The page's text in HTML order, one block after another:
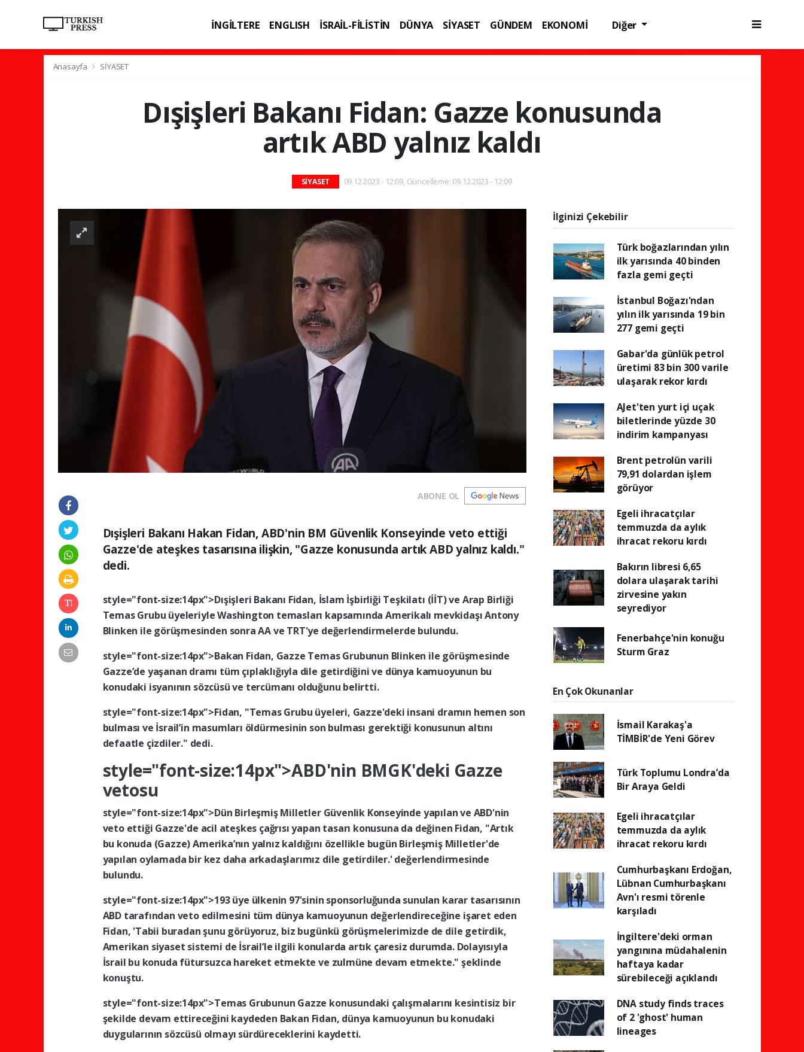
İNGİLTERE ENGLISH İSRAİL-FİLİSTİN DÜNYA SİYASET GÜNDEM
EKONOMİ
Diğer
Anasayfa SİYASET
Dışişleri Bakanı Fidan: Gazze konusunda
artık ABD yalnız kaldı
SİYASET 09.12.2023 - 12:09, Güncelleme: 09.12.2023 - 12:09
ABONE OL
Dışişleri Bakanı Hakan Fidan, ABD'nin BM Güvenlik Konseyinde veto ettiği
Gazze'de ateşkes tasarısına ilişkin, "Gazze konusunda artık ABD yalnız kaldı."
dedi.
style="font-size:14px">Dışişleri Bakanı Fidan, İslam İşbirliği Teşkilatı (İİT)ve Arap Birliği
TemasGrubu üyeleriyleWashington temasları kapsamında Amerikalı mevkidaşıAntony
Blinken ile görüşmesinden sonraAAve TRT'ye değerlendirmelerde bulundu.
style="font-size:14px">Bakan Fidan, Gazze TemasGrubunun Blinken ile görüşmesinde
Gazze’de yaşanan dramı tüm çıplaklığıyla dile getirdiğinive dünya kamuoyunun bu
konudaki isyanının sözcüsüve tercümanı olduğunu belirtti.
style="font-size:14px">Fidan, "TemasGrubu üyeleri, Gazze'deki insani dramın hemen son
bulması ve İsrail’in masumları öldürmesinin son bulması gerektiği konusunun altını
defaatle çizdiler." dedi.
style="font-size:14px">ABD'nin BMGK'deki Gazze
vetosu
style="font-size:14px">Dün BirleşmişMilletler Güvenlik Konseyinde yapılanve ABD'nin
veto ettiği Gazze'de acil ateşkes çağrısıyapan tasarı konusuna da değinen Fidan, "Artık
bu konuda (Gazze)Amerika’nın yalnız kaldığını özellikle bugün Birleşmiş Milletler'de
yapılan oylamada bir kez daha arkadaşlarımız dile getirdiler.'değerlendirmesinde
bulundu.
style="font-size:14px">193üye ülkenin 97'sinin sponsorluğunda sunulan karar tasarısının
ABD tarafından veto edilmesini tüm dünya kamuoyunun değerlendireceğine işaret eden
Fidan, 'Tabii buradanşunu görüyoruz, biz bugünkü görüşmelerimizde de dile getirdik,
Amerikan siyaset sistemi de İsrail’le ilgili konularda artık çaresiz durumda. Dolayısıyla
İsrail bu konuda fütursuzca hareket etmekteve zulmüne devam etmekte." şeklinde
konuştu.
style="font-size:14px">Temas Grubunun Gazze konusundaki çalışmalarını kesintisiz bir
şekilde devam ettireceğini kaydeden Bakan Fidan, dünya kamuoyunun bu konudaki
duygularının sözcüsü olmayı sürdüreceklerini kaydetti.
İlginizi Çekebilir
Türk boğazlarından yılın
ilk yarısında 40 binden
fazla gemi geçti
İstanbul Boğazı'ndan
yılın ilk yarısında 19 bin
277 gemi geçti
Gabar'da günlük petrol
üretimi 83 bin 300 varile
ulaşarak rekor kırdı
AJet'ten yurt içi uçak
biletlerinde yüzde 30
indirim kampanyası
Brent petrolün varili
79,91 dolardan işlem
görüyor
Egeli ihracatçılar
temmuzda da aylık
ihracat rekoru kırdı
Bakırın libresi 6,65
dolara ulaşarak tarihi
zirvesine yakın
seyrediyor
Fenerbahçe'nin konuğu
Sturm Graz
En Çok Okunanlar
İsmail Karakaş'a
TİMBİR'de Yeni Görev
Türk Toplumu Londra’da
Bir Araya Geldi
Egeli ihracatçılar
temmuzda da aylık
ihracat rekoru kırdı
Cumhurbaşkanı Erdoğan,
Lübnan Cumhurbaşkanı
Avn'ı resmi törenle
karşıladı
İngiltere'deki orman
yangınına müdahalenin
haftaya kadar
sürebileceği açıklandı
DNA study finds traces
of 2 'ghost' human
lineages